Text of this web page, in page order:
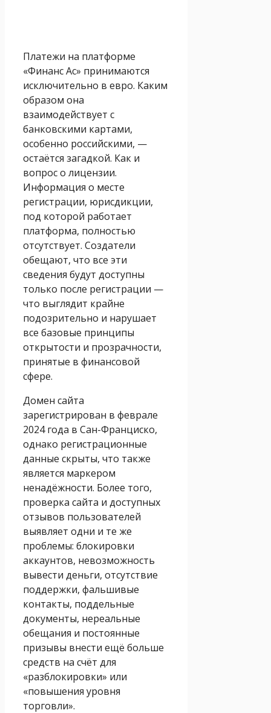
Платежи на платформе
«Финанс Ас» принимаются
исключительно в евро. Каким
образом она
взаимодействует с
банковскими картами,
особенно российскими, —
остаётся загадкой. Как и
вопрос о лицензии.
Информация о месте
регистрации, юрисдикции,
под которой работает
платформа, полностью
отсутствует. Создатели
обещают, что все эти
сведения будут доступны
только после регистрации —
что выглядит крайне
подозрительно и нарушает
все базовые принципы
открытости и прозрачности,
принятые в финансовой
сфере.
Домен сайта
зарегистрирован в феврале
2024 года в Сан-Франциско,
однако регистрационные
данные скрыты, что также
является маркером
ненадёжности. Более того,
проверка сайта и доступных
отзывов пользователей
выявляет одни и те же
проблемы: блокировки
аккаунтов, невозможность
вывести деньги, отсутствие
поддержки, фальшивые
контакты, поддельные
документы, нереальные
обещания и постоянные
призывы внести ещё больше
средств на счёт для
«разблокировки» или
«повышения уровня
торговли».